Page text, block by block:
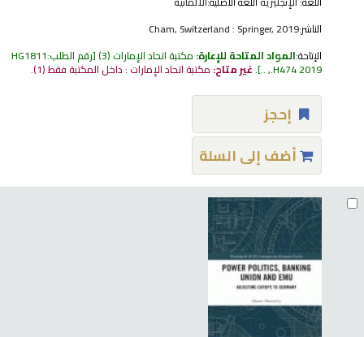
الناشر:Cham, Switzerland : Springer, 2019
الإتاحة:المواد المتاحة للإعارة: مكتبة اتحاد الإمارات (3) رقم الطلب:HG1811
.H474 2019, ..
.غير متاح: مكتبة اتحاد الإمارات : داخل المكتبة فقط(1).
إحجز
أضف إلى السلة